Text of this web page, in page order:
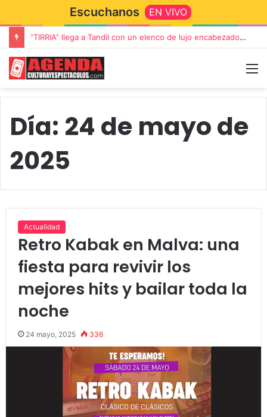
Escuchanos EN VIVO
Rata Blanca regresa a Tandil con un show demoledor en el Estadio Unión y Progreso
Día: 24 de mayo de
2025
Actualidad
Retro Kabak en Malva: una
fiesta para revivir los
mejores hits y bailar toda la
noche
24 mayo, 2025 336